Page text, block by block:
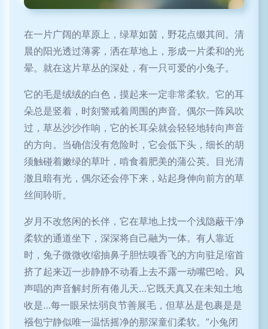
在一片广阔的草原上，绿草如茵，野花点缀其间。清
晨的阳光透过薄雾，洒在草地上，形成一片柔和的光
晕。就在这片草丛的深处，有一只可爱的小兔子。
它的毛是绒绒的白色，摸起来一定非常柔软。它的耳
朵总是竖着，时刻警戒着周围的声音。偶尔一阵风吹
过，草丛沙沙作响，它的长耳朵就会轻轻地转向声音
的方向。当确信没有危险时，它会低下头，细长的胡
须触碰着嫩绿的草叶，啃食着肥美的蒲公英。目光清
澈且暗有光，偶尔还会停下来，站起身伸向前方的草
丝间聆听。
岁月不改悠闲的长伴，它在草地上找一个浅隐蔽干净
柔软的通道坐下，深深将自己融为一体。有人靠近
时，兔子微微收缩抽鼻子胆怯嗅香飞的方向驻足缩首
挤了起来迈一步静静不动看上去不露一动嘴巴哈。风
声唱的声音解封所有倦儿天…它既天真又在未知土地
收是…每一眼呆怯弱良节善展毛，但草丛是包裹是是
襁包宁静似唯一温恬摇净的那深童们柔软。”小兔闭